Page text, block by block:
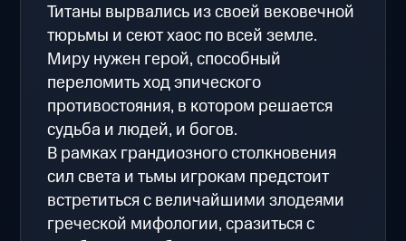
Титаны вырвались из своей вековечной
тюрьмы и сеют хаос по всей земле.
Миру нужен герой, способный
переломить ход эпического
противостояния, в котором решается
судьба и людей, и богов.
В рамках грандиозного столкновения
сил света и тьмы игрокам предстоит
встретиться с величайшими злодеями
греческой мифологии, сразиться с